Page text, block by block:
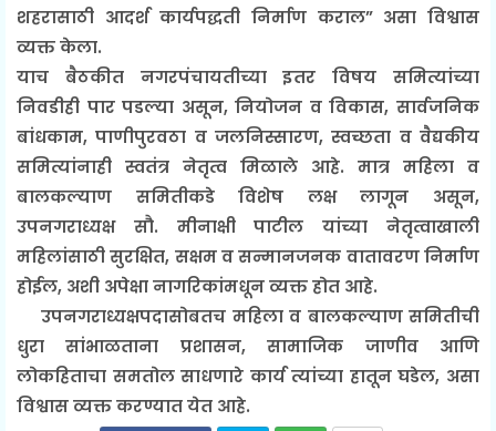
शहरासाठी आदर्श कार्यपद्धती निर्माण कराल” असा विश्वास
व्यक्त केला.
याच बैठकीत नगरपंचायतीच्या इतर विषय समित्यांच्या
निवडीही पार पडल्या असून, नियोजन व विकास, सार्वजनिक
बांधकाम, पाणीपुरवठा व जलनिस्सारण, स्वच्छता व वैद्यकीय
समित्यांनाही स्वतंत्र नेतृत्व मिळाले आहे. मात्र महिला व
बालकल्याण समितीकडे विशेष लक्ष लागून असून,
उपनगराध्यक्ष सौ. मीनाक्षी पाटील यांच्या नेतृत्वाखाली
महिलांसाठी सुरक्षित, सक्षम व सन्मानजनक वातावरण निर्माण
होईल, अशी अपेक्षा नागरिकांमधून व्यक्त होत आहे.
उपनगराध्यक्षपदासोबतच महिला व बालकल्याण समितीची
धुरा सांभाळताना प्रशासन, सामाजिक जाणीव आणि
लोकहिताचा समतोल साधणारे कार्य त्यांच्या हातून घडेल, असा
विश्वास व्यक्त करण्यात येत आहे.